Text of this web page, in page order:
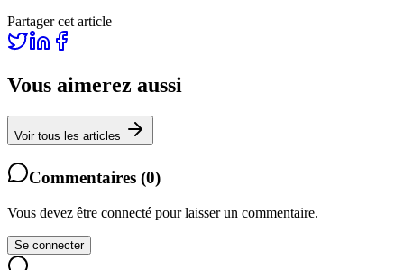
Partager cet article
Vous aimerez aussi
Voir tous les articles
Commentaires (0)
Vous devez être connecté pour laisser un commentaire.
Se connecter